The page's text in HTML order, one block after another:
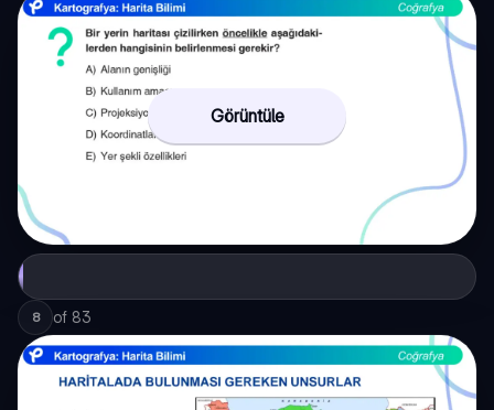
Görüntüle
8 of 83